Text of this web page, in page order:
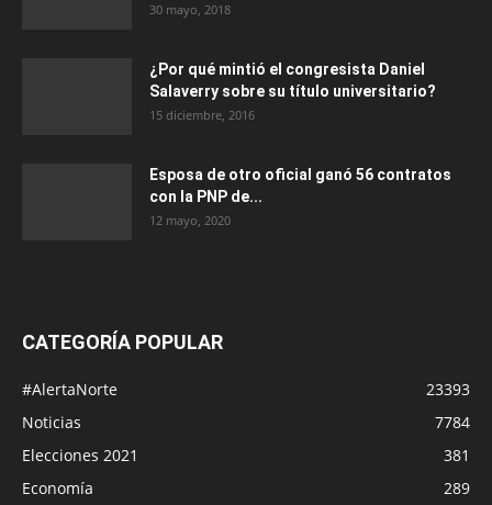
30 mayo, 2018
¿Por qué mintió el congresista Daniel
Salaverry sobre su título universitario?
15 diciembre, 2016
Esposa de otro oficial ganó 56 contratos
con la PNP de...
12 mayo, 2020
CATEGORÍA POPULAR
#AlertaNorte
23393
Noticias
7784
Elecciones 2021
381
Economía
289